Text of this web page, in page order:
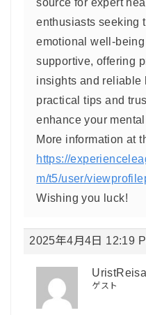
enthusiasts seeking
emotional well-
supportive, offering
insights and reliable
practical tips and
enhance your
More information at
https://
m/t5/user/
Wishing you luck!
2025年4月4日 12:19
UristReisa
ゲスト